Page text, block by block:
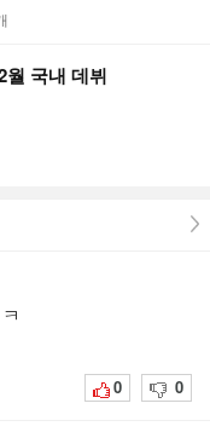
국내 데뷔
0 0